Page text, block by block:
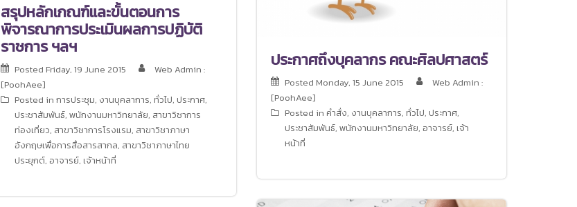
สรุปหลักเกณฑ์และขั้นตอนการ
พิจารณาการประเมินผลการปฏิบัติ
ราชการ ฯลฯ
Posted Friday, 19 June 2015
Web Admin :
[PoohAee]
Posted in การประชุม, งานบุคลาการ, ทั่วไป, ประกาศ,
ประชาสัมพันธ์, พนักงานมหาวิทยาลัย, สาขาวิชาการ
ท่องเที่ยว, สาขาวิชาการโรงแรม, สาขาวิชาภาษา
อังกฤษเพื่อการสื่อสารสากล, สาขาวิชาภาษาไทย
ประยุกต์, อาจารย์, เจ้าหน้าที่
ประกาศถึงบุคลากร คณะศิลปศาสตร์
Posted Monday, 15 June 2015
Web Admin :
[PoohAee]
Posted in คำสั่ง, งานบุคลาการ, ทั่วไป, ประกาศ,
ประชาสัมพันธ์, พนักงานมหาวิทยาลัย, อาจารย์, เจ้า
หน้าที่